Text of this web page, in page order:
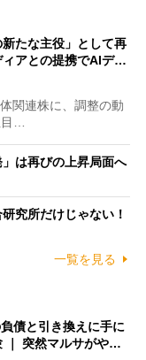
たな主役」として再
アとの提携でAIデ…
関連株に、調整の動
…
は再びの上昇局面へ
究所だけじゃない！
一覧を見る
債と引き換えに手に
｜ 突然マルサがや…